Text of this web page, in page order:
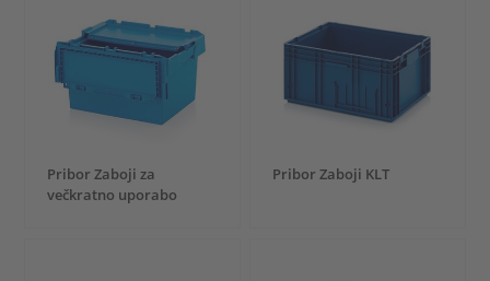
Pribor Zaboji za
večkratno uporabo
Pribor Zaboji KLT